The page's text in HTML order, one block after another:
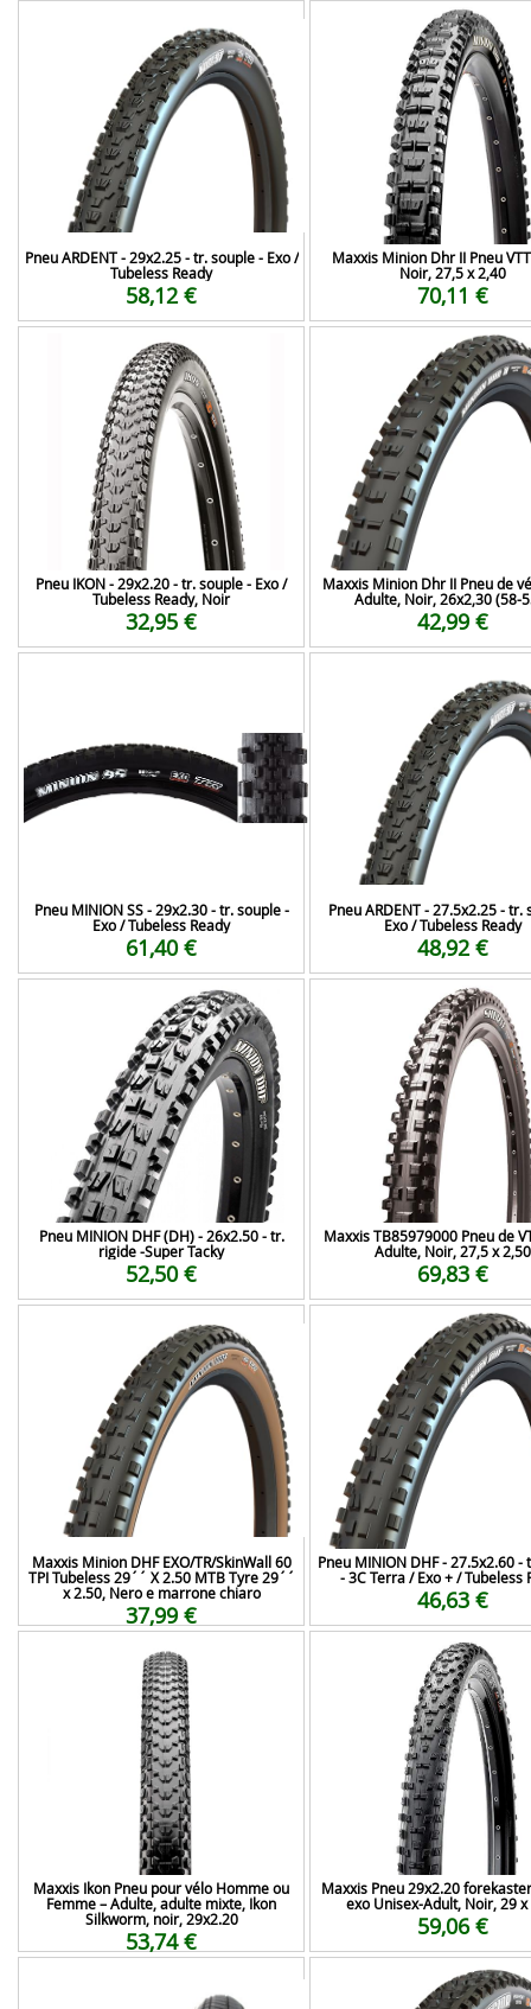
Pneu ARDENT - 29x2.25 - tr. souple - Exo /
Tubeless Ready
58,12 €
Maxxis Minion Dhr II Pneu
Noir, 27,5 x 2,40
70,11 €
Pneu IKON - 29x2.20 - tr. souple - Exo /
Tubeless Ready, Noir
32,95 €
Maxxis Minion Dhr II Pneu de
Adulte, Noir, 26x2,30 (58-
42,99 €
Pneu MINION SS - 29x2.30 - tr. souple -
Exo / Tubeless Ready
61,40 €
Pneu ARDENT - 27.5x2.25 - tr.
Exo / Tubeless Ready
48,92 €
Pneu MINION DHF (DH) - 26x2.50 - tr.
rigide -Super Tacky
52,50 €
Maxxis TB85979000 Pneu de
Adulte, Noir, 27,5 x 2,50
69,83 €
Maxxis Minion DHF EXO/TR/SkinWall 60
TPI Tubeless 29´´ X 2.50 MTB Tyre 29´´
x 2.50, Nero e marrone chiaro
37,99 €
Pneu MINION DHF - 27.5x2.60 -
- 3C Terra / Exo + / Tubeless
46,63 €
Maxxis Ikon Pneu pour vélo Homme ou
Femme – Adulte, adulte mixte, Ikon
Silkworm, noir, 29x2.20
53,74 €
Maxxis Pneu 29x2.20
exo Unisex-Adult, Noir, 29 x
59,06 €